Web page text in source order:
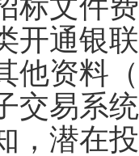
标文件
开通银
他资料
交易系
，潜在